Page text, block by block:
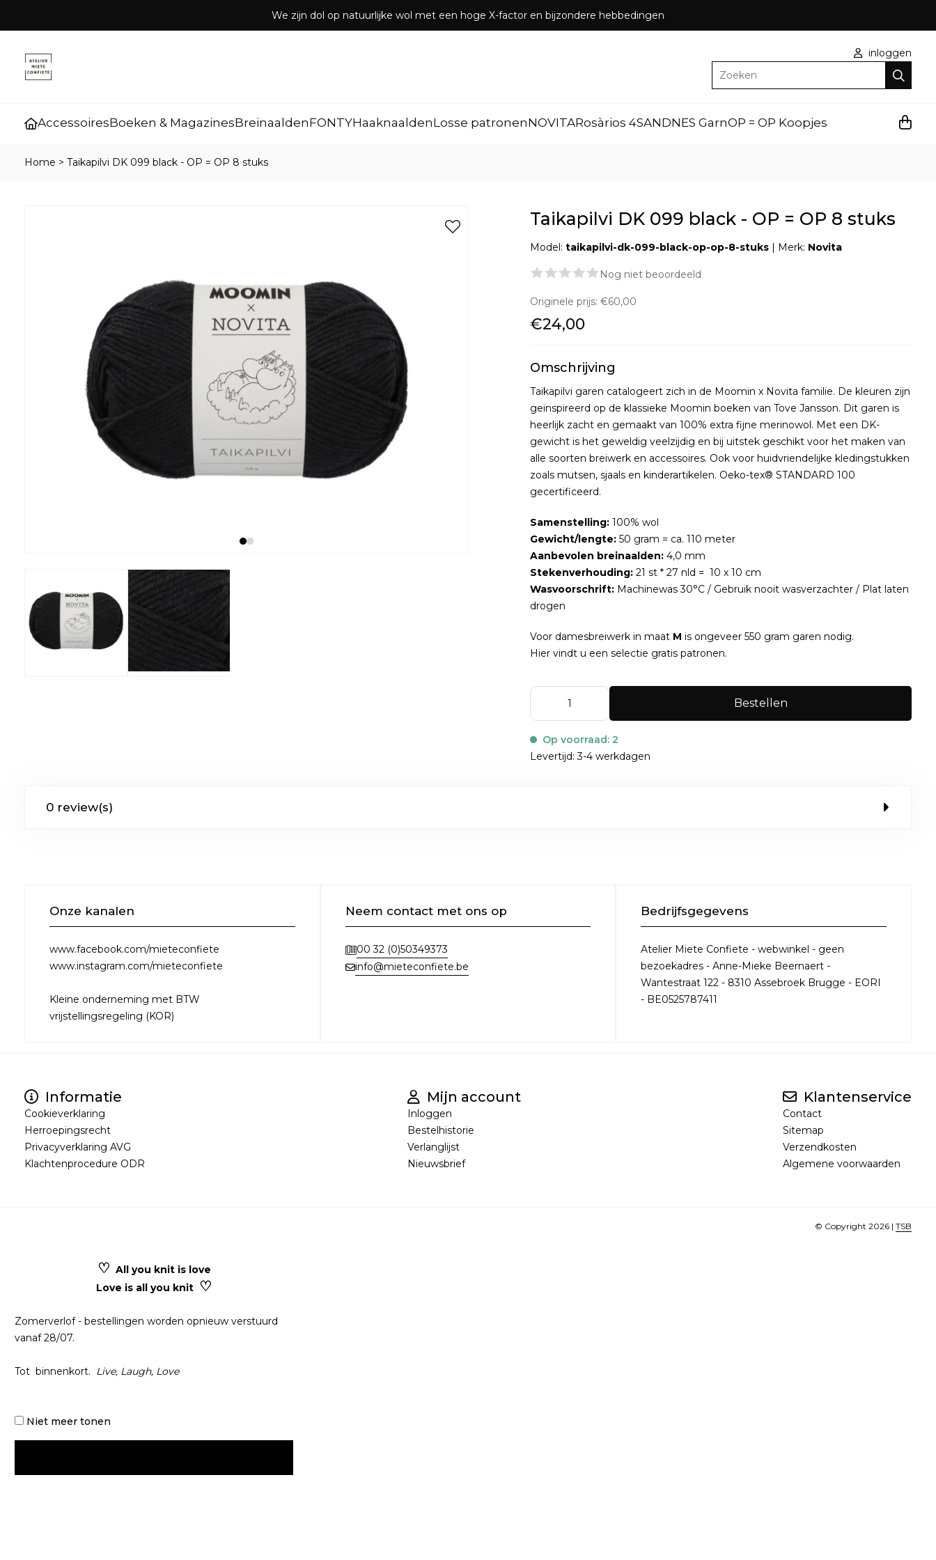
We zijn dol op natuurlijke wol met een hoge X-factor en bijzondere hebbedingen
inloggen
Zoeken
AccessoiresBoeken & MagazinesBreinaaldenFONTYHaaknaaldenLosse patronenNOVITARosàrios 4SANDNES GarnOP = OP Koopjes
Home > Taikapilvi DK 099 black - OP = OP 8 stuks
Taikapilvi DK 099 black - OP = OP 8 stuks
Model:taikapilvi-dk-099-black-op-op-8-stuks | Merk: Novita
Nog niet beoordeeld
Originele prijs:€60,00
€24,00
Omschrijving
Taikapilvi garen catalogeert zich in de Moomin x Novita familie. De kleuren zijn
geïnspireerd op de klassieke Moomin boeken van Tove Jansson. Dit garen is
heerlijk zacht en gemaakt van 100% extra fijne merinowol. Met een DK-
gewicht is het geweldig veelzijdig en bij uitstek geschikt voor het maken van
alle soorten breiwerk en accessoires. Ook voor huidvriendelijke kledingstukken
zoals mutsen, sjaals en kinderartikelen. Oeko-tex® STANDARD 100
gecertificeerd.
Samenstelling: 100% wol
Gewicht/lengte: 50 gram = ca. 110 meter
Aanbevolen breinaalden:4,0 mm
Stekenverhouding: 21 st * 27 nld = 10 x 10 cm
Wasvoorschrift: Machinewas 30°C / Gebruik nooit wasverzachter / Plat laten
drogen
Voor damesbreiwerk in maat M is ongeveer 550 gram garen nodig.
Hier vindt u een selectie gratis patronen.
Bestellen
Op voorraad: 2
Levertijd: 3-4 werkdagen
0 review(s)
Onze kanalen
www.facebook.com/mieteconfiete
www.instagram.com/mieteconfiete
Kleine onderneming met BTW
vrijstellingsregeling (KOR)
Neem contact met ons op
00 32 (0)50349373
info@mieteconfiete.be
Bedrijfsgegevens
Atelier Miete Confiete - webwinkel - geen
bezoekadres - Anne-Mieke Beernaert -
Wantestraat 122 - 8310 Assebroek Brugge - EORI
- BE0525787411
Informatie
Cookieverklaring
Herroepingsrecht
Privacyverklaring AVG
Klachtenprocedure ODR
Mijn account
Inloggen
Bestelhistorie
Verlanglijst
Nieuwsbrief
Klantenservice
Contact
Sitemap
Verzendkosten
Algemene voorwaarden
© Copyright 2026 | TSB
♡ All you knit is love
Love is all you knit ♡
Zomerverlof - bestellingen worden opnieuw verstuurd
vanaf 28/07.
Tot binnenkort. Live, Laugh, Love
Niet meer tonen